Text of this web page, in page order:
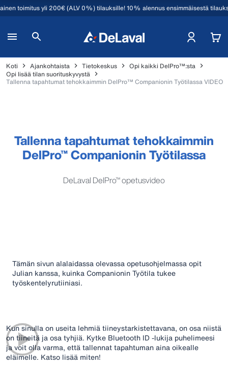
toimitus yli 200€ (ALV 0%) tilauksille! 10% alennus ensimmäisestä
Koti Ajankohtaista Tietokeskus
Opi kaikki DelPro™:sta
Opi lisää tilan suorituskyvystä
Tallenna tapahtumat tehokkaimmin DelPro™ Companionin Työtilassa VIDEO
Tallenna tapahtumat tehokkaimmin
DelPro™ Companionin Työtilassa
DeLaval DelPro™ opetusvideo
Tämän sivun alalaidassa olevassa opetusohjelmassa opit
Julian kanssa, kuinka Companionin Työtila tukee
työskentelyrutiiniasi.
Kun sinulla on useita lehmiä tiineystarkistettavana, on osa niistä
on tiineitä ja osa tyhjiä. Kytke Bluetooth ID -lukija puhelimeesi
ja voit olla varma, että tallennat tapahtuman aina oikealle
eläimelle. Katso lisää miten!